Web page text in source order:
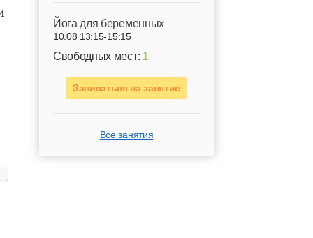
Йога для беременных
10.08 13:15-15:15
Свободных мест: 1
Записаться на занятие
Все занятия